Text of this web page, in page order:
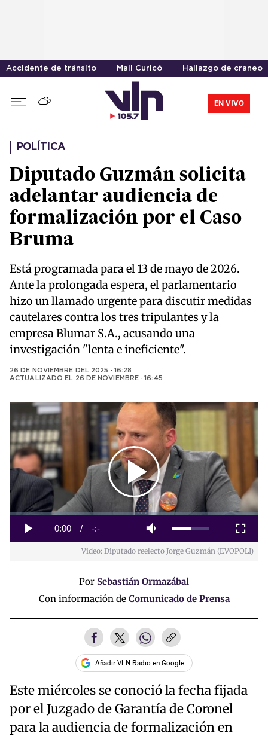
Accidente de tránsito Mall Curicó Hallazgo de craneo
EN VIVO
POLÍTICA
Diputado Guzmán solicita
adelantar audiencia de
formalización por el Caso
Bruma
Está programada para el 13 de mayo de 2026.
Ante la prolongada espera, el parlamentario
hizo un llamado urgente para discutir medidas
cautelares contra los tres tripulantes y la
empresa Blumar S.A., acusando una
investigación "lenta e ineficiente".
26 DE NOVIEMBRE DEL 2025 · 16:28
ACTUALIZADO EL 26 DE NOVIEMBRE · 16:45
Play
Video
Play Mute
Current
0:00 / Duration
-:-
Loaded:
Fullscreen
Video: Diputado reelecto Jorge Guzmán (EVOPOLI)
Por Sebastián Ormazábal
Con información de Comunicado de Prensa
Añadir VLN Radio en Google
Este miércoles se conoció la fecha fijada
por el Juzgado de Garantía de Coronel
para la audiencia de formalización en